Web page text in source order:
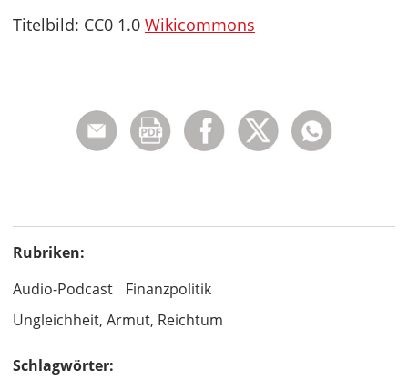
Titelbild: CC0 1.0 Wikicommons
Rubriken:
Audio-Podcast
Finanzpolitik
Ungleichheit, Armut, Reichtum
Schlagwörter: